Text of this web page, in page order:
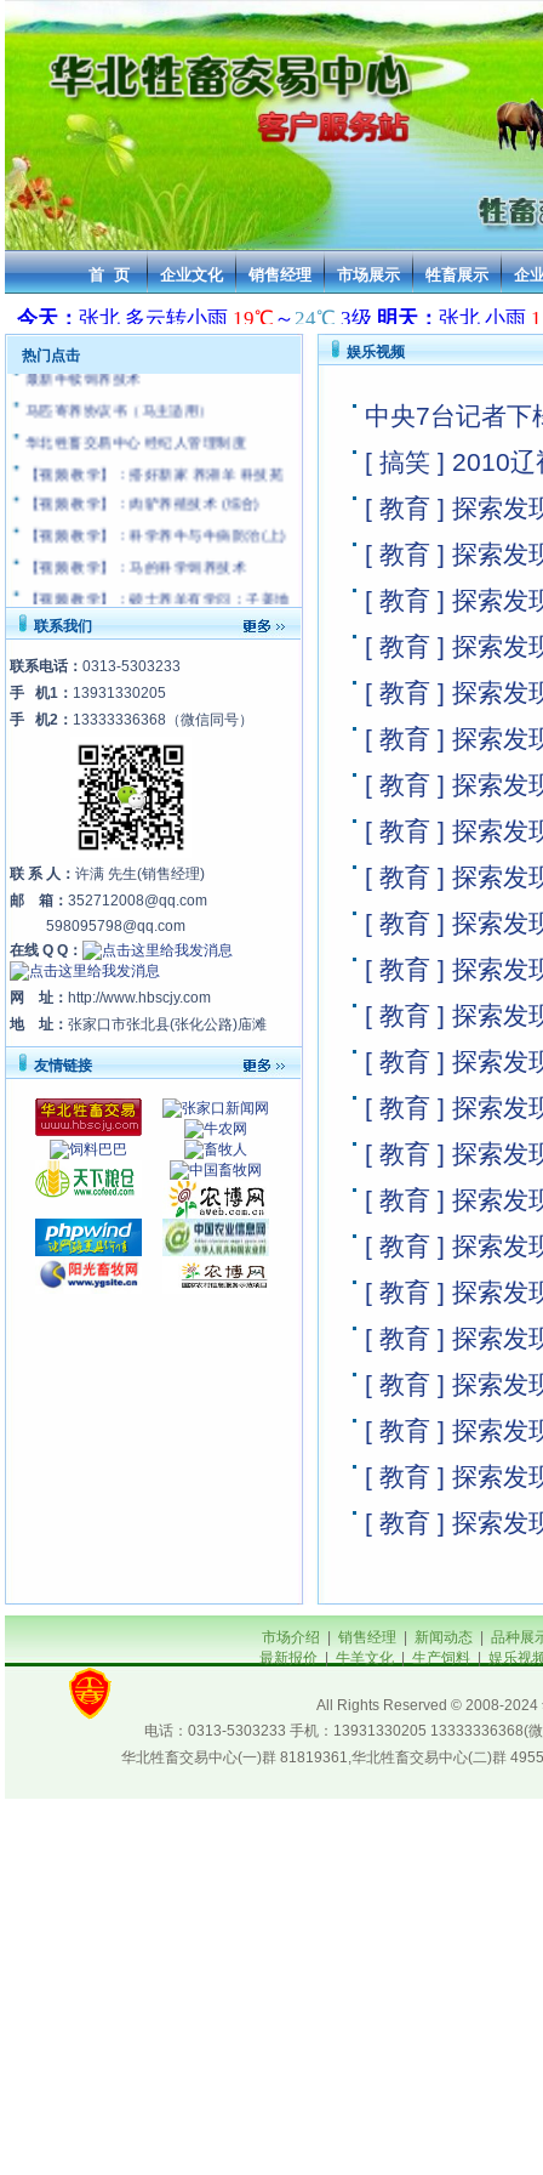
首 页 企业文化 销售经理 市场展示 牲畜展示 企
热门点击
2013年活牛交易价格 华北牲畜交易中心
2013年活驴交易价格 华北牲畜交易中心
2013年活马交易价格 华北牲畜交易中心
2013年骆驼交易价格 华北牲畜交易中心
2013年骡子交易价格 华北牲畜交易中心
2013年活羊交易价格 华北牲畜交易中心
[通告]:近年来无良中介和商贩严重抄袭本站
华北牲畜交易中心 乘车路线及车票价格
最新牛犊饲养技术
马匹寄养协议书（马主适用）
华北牲畜交易中心 经纪人管理制度
【视频 教学】：搭好新家 养湖羊 科技苑
【视频 教学】：肉驴养殖技术 (综合)
【视频 教学】：科学养牛与牛病防治(上)
【视频 教学】：马的科学饲养技术
【视频 教学】：硕士养羊有学问；子姜地
下有玄机
【视频 教学】：科学高效养羊技术(A)
【视频 教学】：科学养牛与牛病防治(下)
【视频 教学】：科学高效养羊技术(B)
【视频 教学】：坝上小尾寒羊养殖技术
【视频 教学】：养羊实用技术（上）
【视频 教学】：马鹿的饲养技术
【视频 教学】：怎么挑出赚钱的牛
【视频 教学】：如何养羊能赚钱
【视频 教学】：农经-养羊赚奶钱
【视频 教学】：养羊实用技术（下）
【视频 教学】：绵羊山羊养殖技术-1
【视频 教学】：牛蹄病防治（上）
【视频 教学】：如何养羊赚钱
【视频 教学】：牛蹄病防治（下）
【视频 教学】：要想富 就当养驴户
【视频 教学】：奶山羊的饲养及羊奶加工
【视频 教学】：养羊之乡要养牛 致富经
【视频 教学】：微贮秸杆养牛技术
养羊圈舍如何选址
驴的选配
联系我们
联系电话： 0313-5303233
手 机1： 13931330205
手 机2： 13333336368 （微信同号）
联 系 人： 许满 先生(销售经理)
邮 箱： 352712008@qq.com
598095798@qq.com
在线 Q Q：
网 址： http://www.hbscjy.com
地 址： 张家口市张北县(张化公路)庙滩
友情链接
娱乐视频
中央7台记者下
[ 搞笑 ] 2010
[ 教育 ] 探索发
[ 教育 ] 探索发
[ 教育 ] 探索发
[ 教育 ] 探索发
[ 教育 ] 探索发
[ 教育 ] 探索发
[ 教育 ] 探索发
[ 教育 ] 探索发
[ 教育 ] 探索发
[ 教育 ] 探索发
[ 教育 ] 探索发
[ 教育 ] 探索发
[ 教育 ] 探索发
[ 教育 ] 探索发
[ 教育 ] 探索发
[ 教育 ] 探索发
[ 教育 ] 探索发
[ 教育 ] 探索发
[ 教育 ] 探索发
[ 教育 ] 探索发
[ 教育 ] 探索发
[ 教育 ] 探索发
[ 教育 ] 探索发
市场介绍 销售经理 新闻动态| 品种展
最新报价
牛羊文化 生产饲料 娱乐视
All Rights Reserved © 2008-2024
电话：0313-5303233 手机：13931330205 13333336368(
华北牲畜交易中心(一)群 81819361,华北牲畜交易中心(二)群